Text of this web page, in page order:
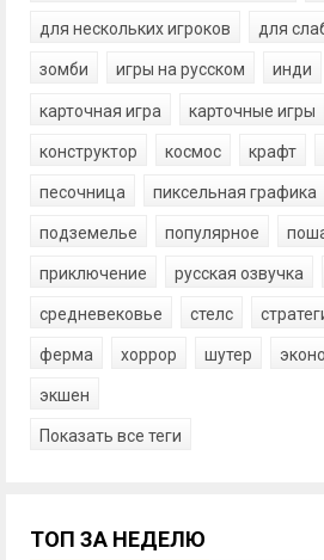
для нескольких игроков для
зомби игры на русском инди
карточная игра карточные игры
конструктор космос крафт
песочница пиксельная графика
подземелье популярное
приключение русская озвучка
средневековье стелс
ферма хоррор шутер
экшен
Показать все теги
ТОП ЗА НЕДЕЛЮ